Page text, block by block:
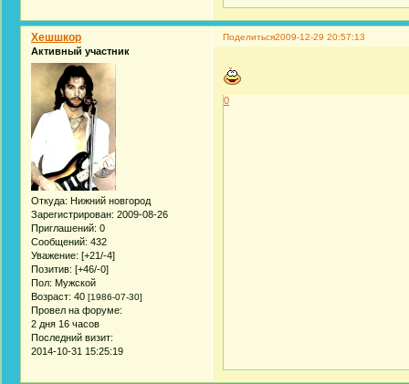
Поделиться2009-12-29 20:57:13
Хешшкор
Активный участник
Откуда: Нижний новгород
Зарегистрирован: 2009-08-26
Приглашений: 0
Сообщений: 432
Уважение: [+21/-4]
Позитив: [+46/-0]
Пол: Мужской
Возраст: 40 [1986-07-30]
Провел на форуме:
2 дня 16 часов
Последний визит:
2014-10-31 15:25:19
0